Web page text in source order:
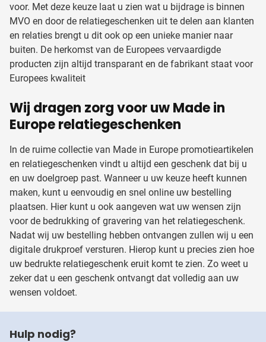
voor. Met deze keuze laat u zien wat u bijdrage is binnen
MVO en door de relatiegeschenken uit te delen aan klanten
en relaties brengt u dit ook op een unieke manier naar
buiten. De herkomst van de Europees vervaardigde
producten zijn altijd transparant en de fabrikant staat voor
Europees kwaliteit
Wij dragen zorg voor uw Made in
Europe relatiegeschenken
In de ruime collectie van Made in Europe promotieartikelen
en relatiegeschenken vindt u altijd een geschenk dat bij u
en uw doelgroep past. Wanneer u uw keuze heeft kunnen
maken, kunt u eenvoudig en snel online uw bestelling
plaatsen. Hier kunt u ook aangeven wat uw wensen zijn
voor de bedrukking of gravering van het relatiegeschenk.
Nadat wij uw bestelling hebben ontvangen zullen wij u een
digitale drukproef versturen. Hierop kunt u precies zien hoe
uw bedrukte relatiegeschenk eruit komt te zien. Zo weet u
zeker dat u een geschenk ontvangt dat volledig aan uw
wensen voldoet.
Hulp nodig?